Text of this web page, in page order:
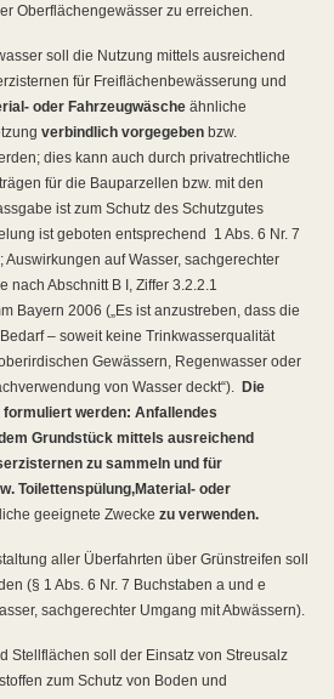
Oberflächengewässer zu erreichen.
soll die Nutzung mittels ausreichend
für Freiflächenbewässerung und
oder Fahrzeugwäsche ähnliche
verbindlich vorgegeben bzw.
dies kann auch durch privatrechtliche
für die Bauparzellen bzw. mit den
ist zum Schutz des Schutzgutes
ist geboten entsprechend
1 Abs. 6 Nr. 7
; Auswirkungen auf Wasser, sachgerechter
nach Abschnitt B I, Ziffer 3.2.2.1
Bayern 2006 („Es ist anzustreben, dass die
– soweit keine Trinkwasserqualität
Gewässern, Regenwasser oder
von Wasser deckt“). Die
formuliert werden: Anfallendes
Grundstück mittels ausreichend
zu sammeln und für
Toilettenspülung,Material- oder
geeignete Zwecke zu verwenden.
aller Überfahrten über Grünstreifen soll
(§ 1 Abs. 6 Nr. 7 Buchstaben a und e
sachgerechter Umgang mit Abwässern).
Stellflächen soll der Einsatz von Streusalz
zum Schutz von Boden und